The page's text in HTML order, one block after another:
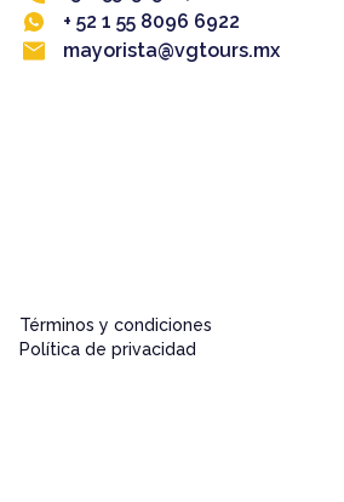
+ 52 1 55 8096 6922
mayorista@vgtours.mx
Términos y condiciones
Política de privacidad